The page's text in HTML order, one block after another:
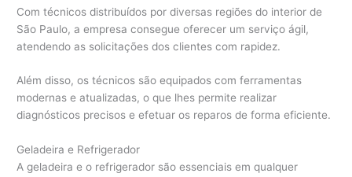
Com técnicos distribuídos por diversas regiões do interior de
São Paulo, a empresa consegue oferecer um serviço ágil,
atendendo as solicitações dos clientes com rapidez.
Além disso, os técnicos são equipados com ferramentas
modernas e atualizadas, o que lhes permite realizar
diagnósticos precisos e efetuar os reparos de forma eficiente.
Geladeira e Refrigerador
A geladeira e o refrigerador são essenciais em qualquer